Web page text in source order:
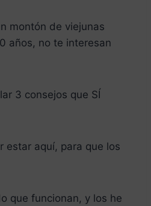
montón de viejunas
años, no te interesan
3 consejos que SÍ
estar aquí, para que los
que funcionan, y los he